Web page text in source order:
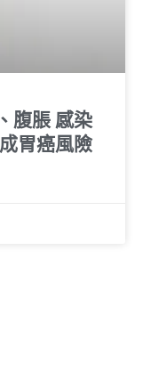
腹脹 感染
胃癌風險